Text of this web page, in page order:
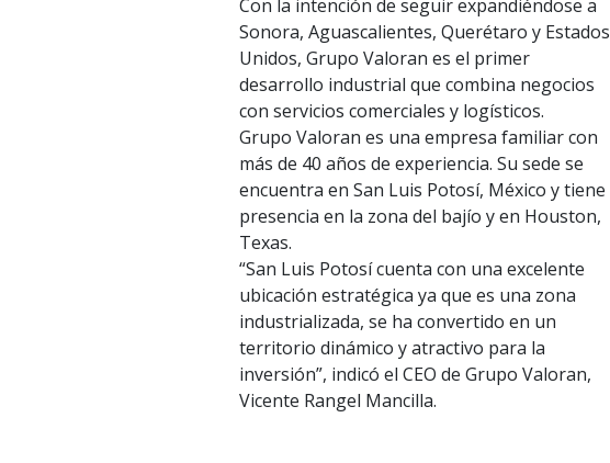
Con la intención de seguir expandiéndose a
Sonora, Aguascalientes, Querétaro y Estados
Unidos, Grupo Valoran es el primer
desarrollo industrial que combina negocios
con servicios comerciales y logísticos.
Grupo Valoran es una empresa familiar con
más de 40 años de experiencia. Su sede se
encuentra en San Luis Potosí, México y tiene
presencia en la zona del bajío y en Houston,
Texas.
“San Luis Potosí cuenta con una excelente
ubicación estratégica ya que es una zona
industrializada, se ha convertido en un
territorio dinámico y atractivo para la
inversión”, indicó el CEO de Grupo Valoran,
Vicente Rangel Mancilla.